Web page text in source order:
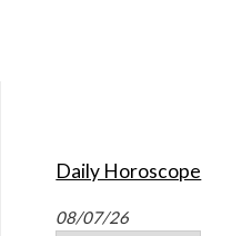
Daily Horoscope
08/07/26